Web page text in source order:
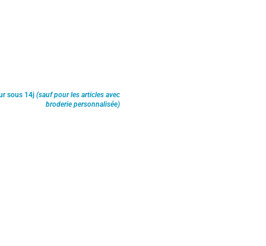
sous 14j (sauf pour les articles avec
broderie personnalisée)